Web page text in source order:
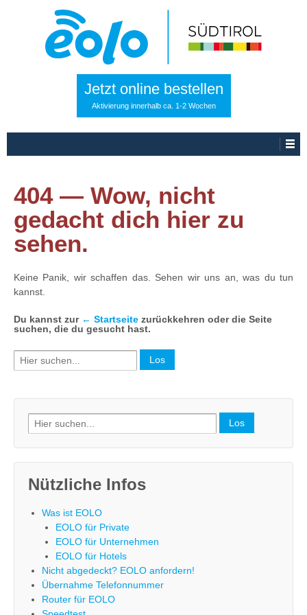
Jetzt online bestellen
Aktivierung innerhalb ca. 1-2 Wochen
404 — Wow, nicht
gedacht dich hier zu
sehen.
Keine Panik, wir schaffen das. Sehen wir uns an, was du tun
kannst.
Du kannst zur ← Startseite zurückkehren oder die Seite
suchen, die du gesucht hast.
Search
for:
Search
for:
Nützliche Infos
Was ist EOLO
EOLO für Private
EOLO für Unternehmen
EOLO für Hotels
Nicht abgedeckt? EOLO anfordern!
Übernahme Telefonnummer
Router für EOLO